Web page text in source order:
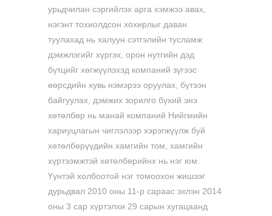
урьдчилан сэргийлэх арга хэмжээ авах,
нэгэнт тохиолдсон хохирлыг даван
туулахад нь халуун сэтгэлийн тусламж
дэмжлэгийг хүргэх, орон нутгийн дэд
бүтцийг хөгжүүлэхэд компаний зүгээс
өөрсдийн хувь нэмэрээ оруулах, бүтээн
байгуулах, дэмжих зорилго бүхий энэ
хөтөлбөр нь манай компаний Нийгмийн
хариуцлагын чиглэлээр хэрэгжүүлж буй
хөтөлбөрүүдийн хамгийн том, хамгийн
хүртээмжтэй хөтөлбөрийнх нь нэг юм.
Үүнтэй холбоотой нэг томоохон жишээг
дурьдвал 2010 оны 11-р сараас эхлэн 2014
оны 3 сар хүртэлхи 29 сарын хугацаанд